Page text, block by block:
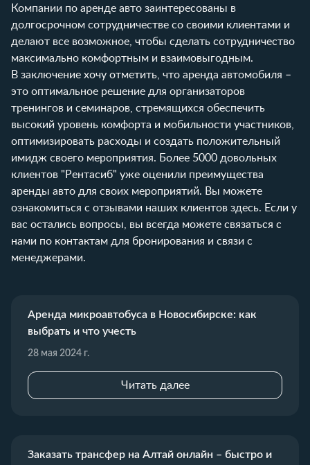
Компании по аренде авто заинтересованы в
долгосрочном сотрудничестве со своими клиентами и
делают все возможное, чтобы сделать сотрудничество
максимально комфортным и взаимовыгодным.
В заключение хочу отметить, что аренда автомобиля –
это оптимальное решение для организаторов
тренингов и семинаров, стремящихся обеспечить
высокий уровень комфорта и мобильности участников,
оптимизировать расходы и создать положительный
имидж своего мероприятия. Более 5000 довольных
клиентов "Рентасиб" уже оценили преимущества
аренды авто для своих мероприятий. Вы можете
ознакомиться с отзывами наших клиентов здесь. Если у
вас остались вопросы, вы всегда можете связаться с
нами по контактам для бронирования и связи с
менеджерами.
Аренда микроавтобуса в Новосибирске: как
выбрать и что учесть
28 мая 2024 г.
Читать далее
Заказать трансфер на Алтай онлайн – быстро и